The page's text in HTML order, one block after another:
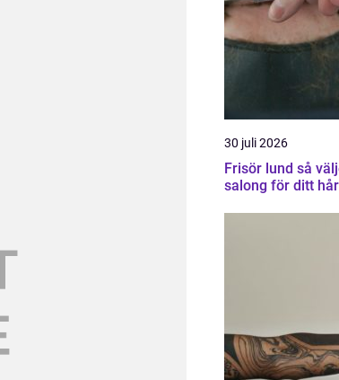
30 juli 2026
Frisör lund så väljer du rätt
salong för ditt hår